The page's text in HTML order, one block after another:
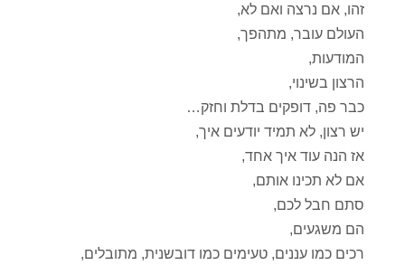
זהו, אם נרצה ואם לא,
העולם עובר, מתהפך,
המודעות,
הרצון בשינוי,
כבר פה, דופקים בדלת וחזק…
יש רצון, לא תמיד יודעים איך,
אז הנה עוד איך אחד,
אם לא תכינו אותם,
סתם חבל לכם,
הם משגעים,
רכים כמו עננים, טעימים כמו דובשנית, מתובלים,